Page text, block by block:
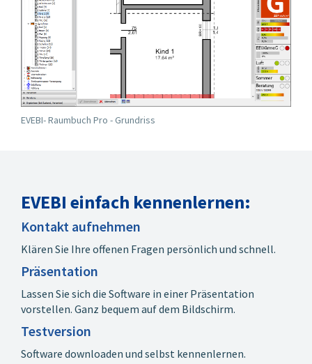
EVEBI- Raumbuch Pro - Grundriss
EVEBI einfach kennenlernen:
Kontakt aufnehmen
Klären Sie Ihre offenen Fragen persönlich und schnell.
Präsentation
Lassen Sie sich die Software in einer Präsentation
vorstellen. Ganz bequem auf dem Bildschirm.
Testversion
Software downloaden und selbst kennenlernen.